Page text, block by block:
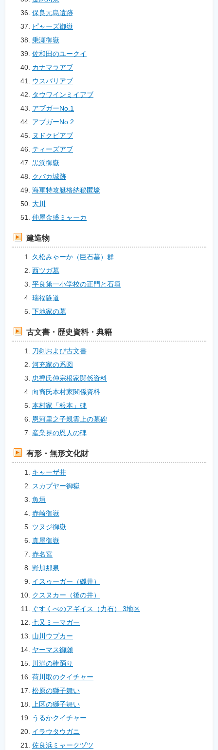
保良元島遺跡
ピャーズ御嶽
乗瀬御嶽
佐和田のユークイ
カナマラアブ
ウスバリアブ
タウワインミイアブ
アブガーNo.1
アブガーNo.2
ヌドクビアブ
ティーズアブ
黒浜御嶽
クバカ城跡
海軍特攻艇格納秘匿壕
大川
仲屋金盛ミャーカ
建造物
久松みゃーか（巨石墓）群
西ツガ墓
平良第一小学校の正門と石垣
瑞福隧道
下地家の墓
古文書・歴史資料・典籍
刀剣および古文書
河充家の系図
忠導氏仲宗根家関係資料
向裔氏本村家関係資料
本村家「報本」碑
恩河里之子親雲上の墓碑
産業界の恩人の碑
有形・無形文化財
キャーザ井
スカプヤー御嶽
魚垣
赤崎御嶽
ツヌジ御嶽
真屋御嶽
赤名宮
野加那泉
イスゥーガー（磯井）
クスヌカー（後の井）
ぐすくべのアギイス（力石） 3地区
七又ミーマガー
山川ウプカー
ヤーマス御願
川満の棒踊り
荷川取のクイチャー
松原の獅子舞い
上区の獅子舞い
うるかクイチャー
イラウタウガニ
佐良浜ミャークヅツ